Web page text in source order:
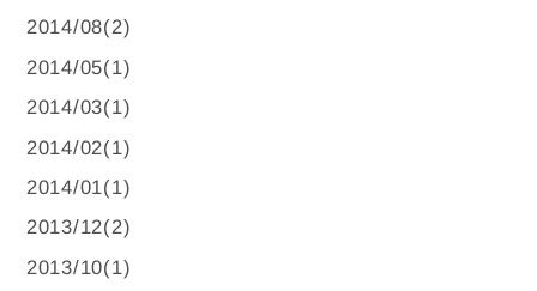
2014/08(2)
2014/05(1)
2014/03(1)
2014/02(1)
2014/01(1)
2013/12(2)
2013/10(1)